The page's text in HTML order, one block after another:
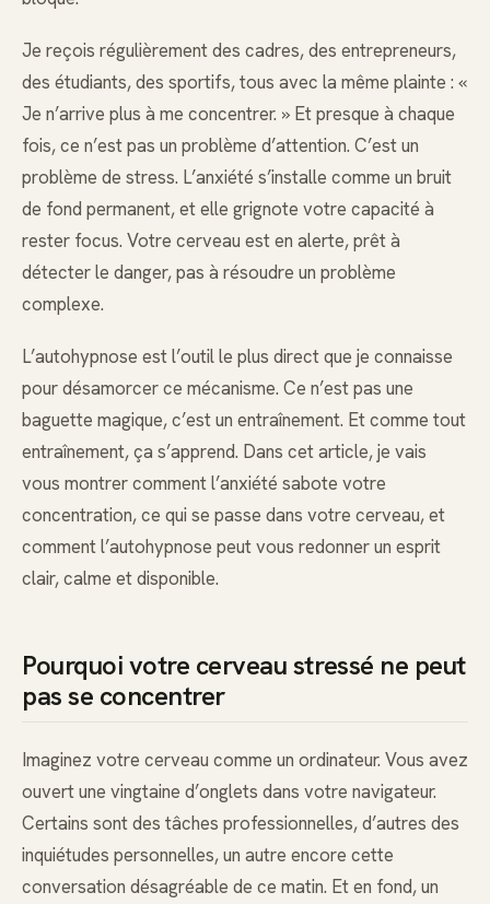
Je reçois régulièrement des cadres, des entrepreneurs,
des étudiants, des sportifs, tous avec la même plainte : «
Je n’arrive plus à me concentrer. » Et presque à chaque
fois, ce n’est pas un problème d’attention. C’est un
problème de stress. L’anxiété s’installe comme un bruit
de fond permanent, et elle grignote votre capacité à
rester focus. Votre cerveau est en alerte, prêt à
détecter le danger, pas à résoudre un problème
complexe.
L’autohypnose est l’outil le plus direct que je connaisse
pour désamorcer ce mécanisme. Ce n’est pas une
baguette magique, c’est un entraînement. Et comme tout
entraînement, ça s’apprend. Dans cet article, je vais
vous montrer comment l’anxiété sabote votre
concentration, ce qui se passe dans votre cerveau, et
comment l’autohypnose peut vous redonner un esprit
clair, calme et disponible.
Pourquoi votre cerveau stressé ne peut
pas se concentrer
Imaginez votre cerveau comme un ordinateur. Vous avez
ouvert une vingtaine d’onglets dans votre navigateur.
Certains sont des tâches professionnelles, d’autres des
inquiétudes personnelles, un autre encore cette
conversation désagréable de ce matin. Et en fond, un